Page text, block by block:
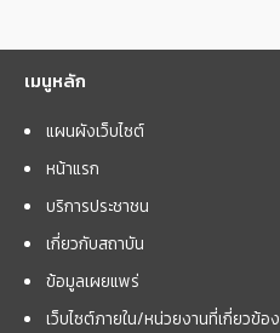
เมนูหลัก
แผนผังเว็บไซต์
หน้าแรก
บริการประชาชน
เกี่ยวกับสถาบัน
ข้อมูลเผยแพร่
เว็บไซต์ภายใน/หน่วยงานที่เกี่ยวข้อง